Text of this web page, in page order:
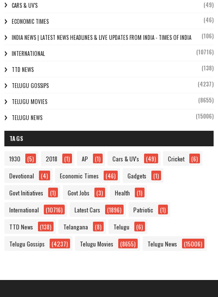
CARS & UV'S (49)
ECONOMIC TIMES (46)
INDIA NEWS | LATEST NEWS HEADLINES & LIVE UPDATES FROM INDIA - TIMES OF INDIA (106)
INTERNATIONAL (10716)
TTD NEWS (138)
TELUGU GOSSIPS (4237)
TELUGU MOVIES (8655)
TELUGU NEWS (15006)
TAGS
1930 (5) 2018 (1) AP (1) Cars & UV's (49) Cricket (6)
Devotional (4) Economic Times (46) Gadgets (1)
Govt Initiatives (1) Govt Jobs (3) Health (1)
International (10716) Latest Cars (1896) Patriotic (1)
TTD News (138) Telangana (8) Telugu (6)
Telugu Gossips (4237) Telugu Movies (8655) Telugu News (15006)